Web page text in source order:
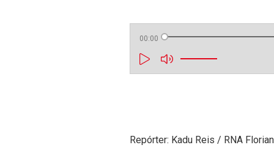
00:00
Repórter: Kadu Reis / RNA